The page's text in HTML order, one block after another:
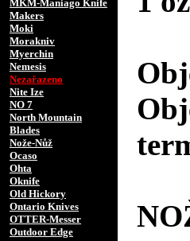
MKM-Maniago Knife
Makers
Moki
Morakniv
Myerchin
Nemesis
Nezařazeno
Nite Ize
NO 7
North Mountain
Blades
Nože-Nůž
Ocaso
Ohta
Oknife
Old Hickory
Ontario Knives
OTTER-Messer
Outdoor Edge